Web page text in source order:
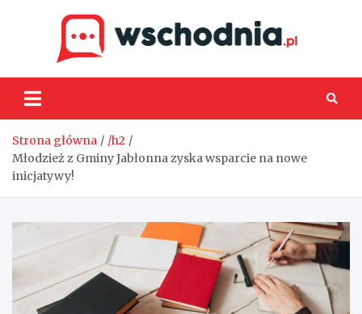
Strona główna
/h2
Młodzież z Gminy Jabłonna zyska wsparcie na nowe
inicjatywy!